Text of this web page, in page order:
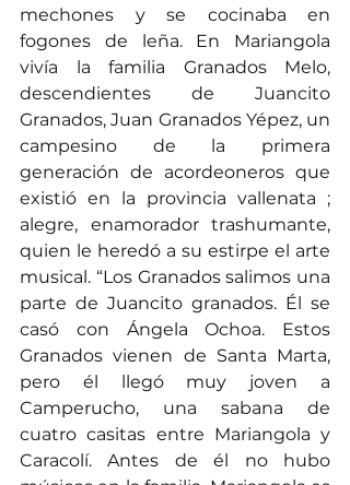
mechones y se cocinaba en
fogones de leña. En Mariangola
vivía la familia Granados Melo,
descendientes de Juancito
Granados, Juan Granados Yépez, un
campesino de la primera
generación de acordeoneros que
existió en la provincia vallenata ;
alegre, enamorador trashumante,
quien le heredó a su estirpe el arte
musical. “Los Granados salimos una
parte de Juancito granados. Él se
casó con Ángela Ochoa. Estos
Granados vienen de Santa Marta,
pero él llegó muy joven a
Camperucho, una sabana de
cuatro casitas entre Mariangola y
Caracolí. Antes de él no hubo